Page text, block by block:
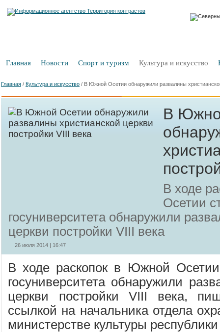
Главная Новости Спорт и туризм Культура и искусство
Главная / Культура и искусство / В Южной Осетии обнаружили развалины
В
В ходе
Осетии
госуниверситета обнаружили
церкви постройки VIII века
26 июля 2014 | 16:47
В ходе раскопок в Южной Осетии
госуниверситета обнаружили
церкви постройки VIII века,
ссылкой на начальника отдела
министерстве культуры